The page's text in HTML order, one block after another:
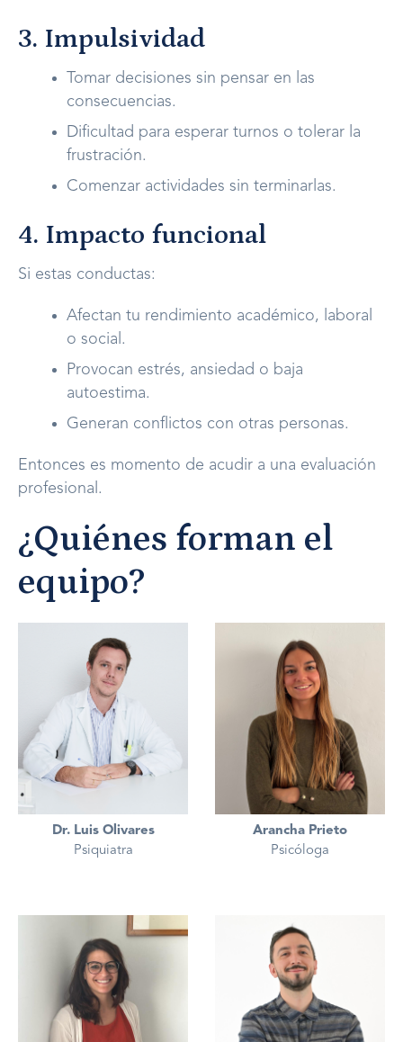
3. Impulsividad
Tomar decisiones sin pensar en las
consecuencias.
Dificultad para esperar turnos o tolerar la
frustración.
Comenzar actividades sin terminarlas.
4. Impacto funcional
Si estas conductas:
Afectan tu rendimiento académico, laboral
o social.
Provocan estrés, ansiedad o baja
autoestima.
Generan conflictos con otras personas.
Entonces es momento de acudir a una evaluación
profesional.
¿Quiénes forman el
equipo?
Dr. Luis Olivares
Psiquiatra
Arancha Prieto
Psicóloga